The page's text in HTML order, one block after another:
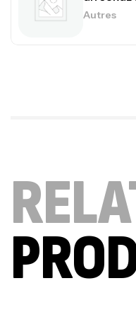
Biotech
Omega 3
Autres
د.ت 84
Creatine
7Nutrition